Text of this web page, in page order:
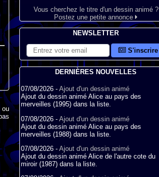
ou
Vous cherchez le titre d'un dessin animé ?
Postez une petite annonce
NEWSLETTER
S'inscrire
DERNIÈRES NOUVELLES
07/08/2026 - Ajout d'un dessin animé
Ajout du dessin animé Alice au pays des
merveilles (1995) dans la liste.
07/08/2026 - Ajout d'un dessin animé
Ajout du dessin animé Alice au pays des
merveilles (1988) dans la liste.
07/08/2026 - Ajout d'un dessin animé
Ajout du dessin animé Alice de l'autre cote du
miroir (1987) dans la liste.